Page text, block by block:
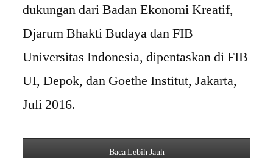
dukungan dari Badan Ekonomi Kreatif,
Djarum Bhakti Budaya dan FIB
Universitas Indonesia, dipentaskan di FIB
UI, Depok, dan Goethe Institut, Jakarta,
Juli 2016.
Baca Lebih Jauh